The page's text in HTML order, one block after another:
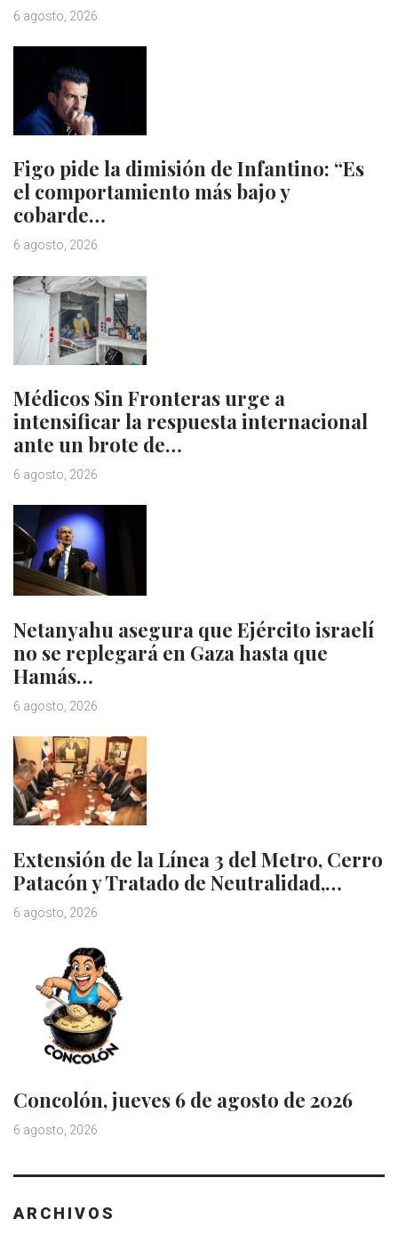
6 agosto, 2026
Figo pide la dimisión de Infantino: “Es
el comportamiento más bajo y
cobarde…
6 agosto, 2026
Médicos Sin Fronteras urge a
intensificar la respuesta internacional
ante un brote de…
6 agosto, 2026
Netanyahu asegura que Ejército israelí
no se replegará en Gaza hasta que
Hamás…
6 agosto, 2026
Extensión de la Línea 3 del Metro, Cerro
Patacón y Tratado de Neutralidad,…
6 agosto, 2026
Concolón, jueves 6 de agosto de 2026
6 agosto, 2026
ARCHIVOS